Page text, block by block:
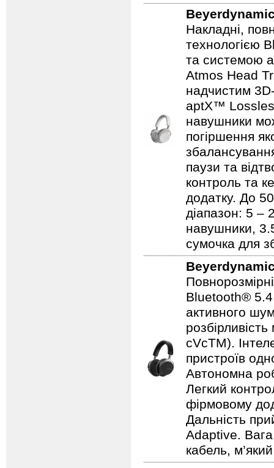
Накладні,
технологією
та системою
Atmos Head
надчистим
aptX™
навушники
погіршення
паузи та
контроль та
додатку. До
діапазон: 5 –
навушники,
сумочка для
Bluetooth® 5.4
активного
cVcTM).
пристроїв
Автономна
Легкий
фірмовому
Дальність
Adaptive.
кабель,